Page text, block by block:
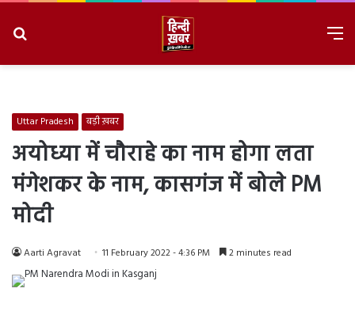
Uttar Pradesh बड़ी ख़बर
अयोध्या में चौराहे का नाम होगा लता
मंगेशकर के नाम, कासगंज में बोले PM
मोदी
Aarti Agravat 11 February 2022 - 4:36 PM 2 minutes read